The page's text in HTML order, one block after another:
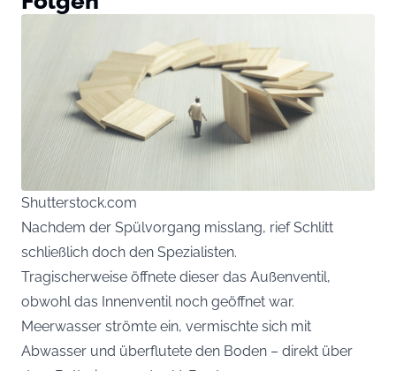
Shutterstock.com
Nachdem der Spülvorgang misslang, rief Schlitt
schließlich doch den Spezialisten.
Tragischerweise öffnete dieser das Außenventil,
obwohl das Innenventil noch geöffnet war.
Meerwasser strömte ein, vermischte sich mit
Abwasser und überflutete den Boden – direkt über